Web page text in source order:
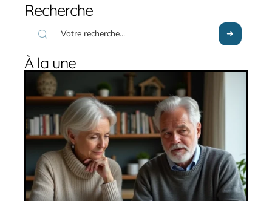
Recherche
À la une